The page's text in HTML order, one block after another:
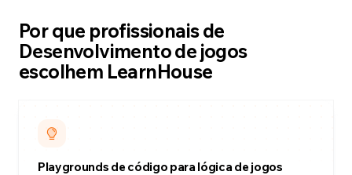
Por que profissionais de
Desenvolvimento de jogos
escolhem LearnHouse
Playgrounds de código para lógica de jogos